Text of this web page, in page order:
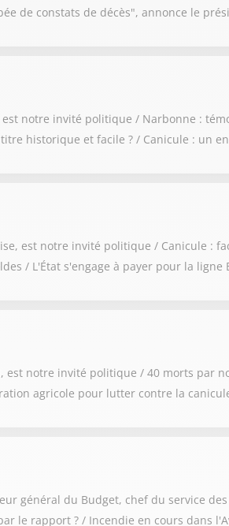
de constats de décès", annonce le
notre invité politique / Narbonne :
historique et facile ? / Canicule : un
est notre invité politique / Canicule :
/ L'État s'engage à payer pour la ligne
notre invité politique / 40 morts par
agricole pour lutter contre la
général du Budget, chef du service
le rapport ? / Incendie en cours dans